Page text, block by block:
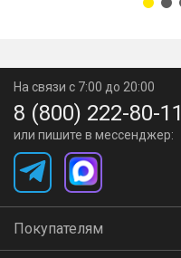
На связи с 7:00 до 20:00
8 (800) 222-80-11
или пишите в мессенджер:
Покупателям